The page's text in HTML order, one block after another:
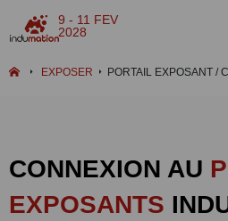
9 - 11 FEV
2028
EXPOSER PORTAIL EXPOSANT /
CONNEXION AU
EXPOSANTS